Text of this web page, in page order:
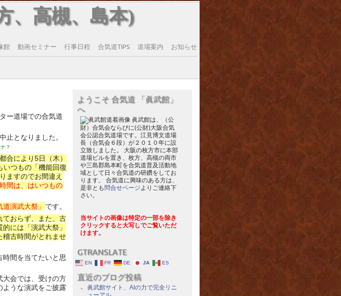
、高槻、島本)
館 動画セミナー 行事日程 合気道TIPS 道場案内 お知らせ
ー道場での合気道
止となりました。
？
合により5日（木）
いつもの「機能回復
ますのでお間違え
間は、はいつもの
道演武大祭」 です。
ておらず、また、古
には「演武大祭」
稽古時間がとれませ
時間を当てたいと思
大会では、受けの方
ような演武をご披露
ようこそ 合気道 「眞武館」
へ
眞武館は、（公
財）合気会ならびに(公財)大阪合気
会公認合気道場です。江見博文道場
長（合気会６段）が２０１０年に設
立致しました。 大阪の枚方市に本部
道場ビルを置き、枚方、高槻の両市
や三島郡島本町を合気道普及活動地
域として日々合気道の研鑽をしてお
ります。 合気道に興味のある方は、
是非とも 問合せページよりご連絡下
さい。
当サイトの画像は特定の一部を除き
クリックすると大写しでご覧いただ
けます。
GTRANSLATE
EN FR DE JA ES
直近のブログ投稿
眞武館サイト、AIの力で完全リニ